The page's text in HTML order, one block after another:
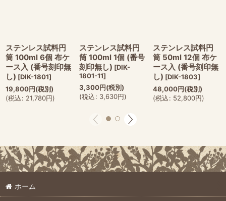
ステンレス試料円
筒 100ml 6個 布ケ
ース入 (番号刻印無
し) [DIK-1801]
19,800円(税別)
(税込: 21,780円)
ステンレス試料円
筒 100ml 1個 (番号
刻印無し) [DIK-
1801-11]
3,300円(税別)
(税込: 3,630円)
ステンレス試料円
筒 50ml 12個 布ケ
ース入 (番号刻印無
し) [DIK-1803]
48,000円(税別)
(税込: 52,800円)
ホーム